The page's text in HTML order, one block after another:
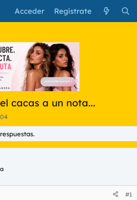
Acceder Regístrate
cacas a un nota...
#1